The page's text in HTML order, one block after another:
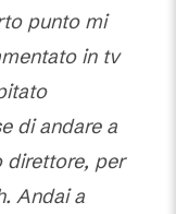
punto mi
in tv
di andare a
direttore, per
Andai a